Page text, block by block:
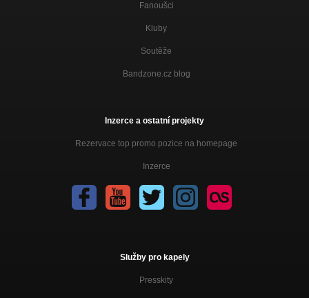
Fanoušci
Kluby
Soutěže
Bandzone.cz blog
Inzerce a ostatní projekty
Rezervace top promo pozice na homepage
Inzerce
Služby pro kapely
Presskity